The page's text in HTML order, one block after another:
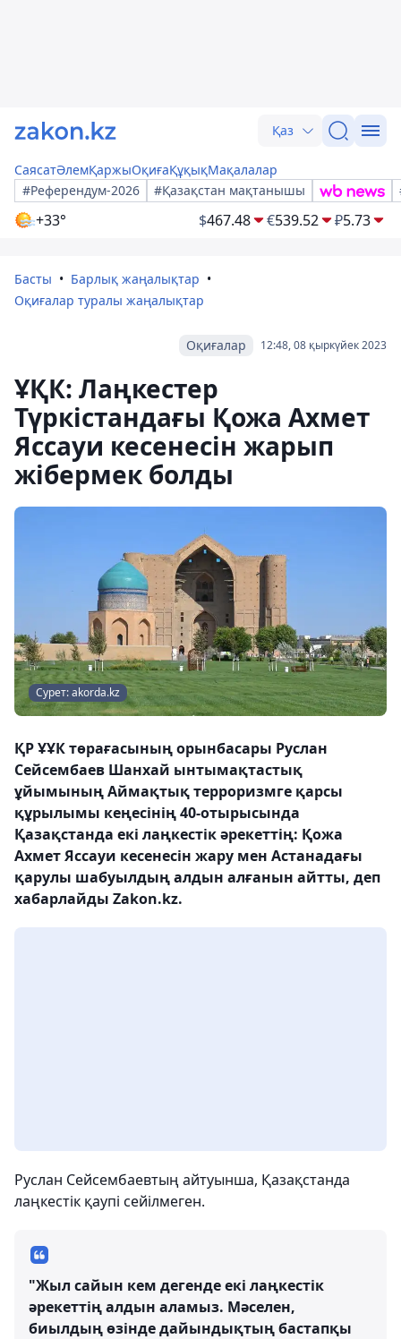
Қаз
СаясатӘлемҚаржыОқиғаҚұқықМақалалар
#Референдум-2026
#Қазақстан мақтанышы
+33° $467.48 €539.52 ₽5.73
Басты
Барлық жаңалықтар
Оқиғалар туралы жаңалықтар
12:48, 08 қыркүйек 2023
Оқиғалар
ҰҚК: Лаңкестер
Түркістандағы Қожа Ахмет
Яссауи кесенесін жарып
жібермек болды
Сурет: akorda.kz
ҚР ҰҰК төрағасының орынбасары Руслан
Сейсембаев Шанхай ынтымақтастық
ұйымының Аймақтық терроризмге қарсы
құрылымы кеңесінің 40-отырысында
Қазақстанда екі лаңкестік әрекеттің: Қожа
Ахмет Яссауи кесенесін жару мен Астанадағы
қарулы шабуылдың алдын алғанын айтты, деп
хабарлайды Zakon.kz.
Руслан Сейсембаевтың айтуынша, Қазақстанда
лаңкестік қаупі сейілмеген.
"Жыл сайын кем дегенде екі лаңкестік
әрекеттің алдын аламыз. Мәселен,
биылдың өзінде дайындықтың бастапқы